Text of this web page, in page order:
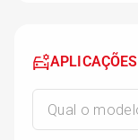
APLICAÇÕES